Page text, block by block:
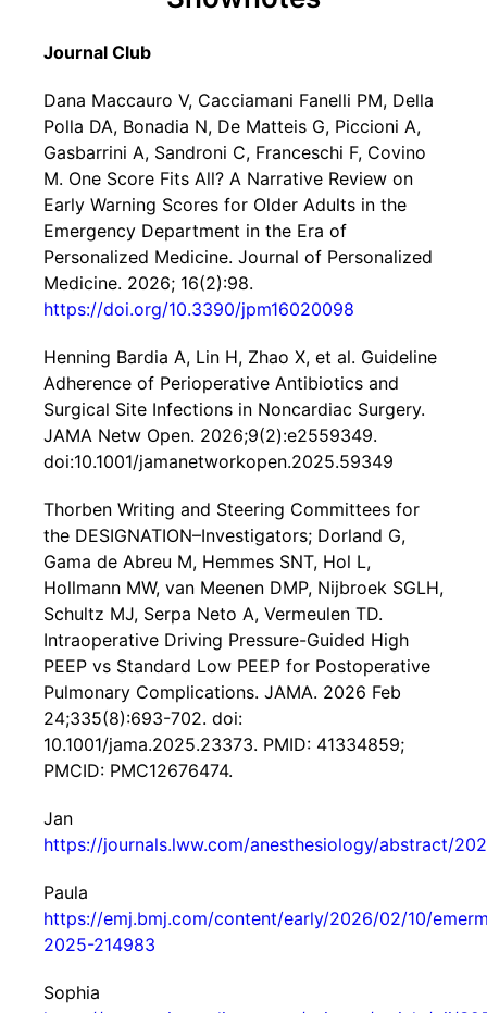
Journal Club
Dana Maccauro V, Cacciamani Fanelli PM, Della
Polla DA, Bonadia N, De Matteis G, Piccioni A,
Gasbarrini A, Sandroni C, Franceschi F, Covino
M. One Score Fits All? A Narrative Review on
Early Warning Scores for Older Adults in the
Emergency Department in the Era of
Personalized Medicine. Journal of Personalized
Medicine. 2026; 16(2):98.
https://doi.org/10.3390/jpm16020098
Henning Bardia A, Lin H, Zhao X, et al. Guideline
Adherence of Perioperative Antibiotics and
Surgical Site Infections in Noncardiac Surgery.
JAMA Netw Open. 2026;9(2):e2559349.
doi:10.1001/jamanetworkopen.2025.59349
Thorben Writing and Steering Committees for
the DESIGNATION–Investigators; Dorland G,
Gama de Abreu M, Hemmes SNT, Hol L,
Hollmann MW, van Meenen DMP, Nijbroek SGLH,
Schultz MJ, Serpa Neto A, Vermeulen TD.
Intraoperative Driving Pressure-Guided High
PEEP vs Standard Low PEEP for Postoperative
Pulmonary Complications. JAMA. 2026 Feb
24;335(8):693-702. doi:
10.1001/jama.2025.23373. PMID: 41334859;
PMCID: PMC12676474.
Jan
https://journals.lww.com/anesthesiology/abstract/
Paula
https://emj.bmj.com/content/early/2026/02/10/
2025-214983
Sophia